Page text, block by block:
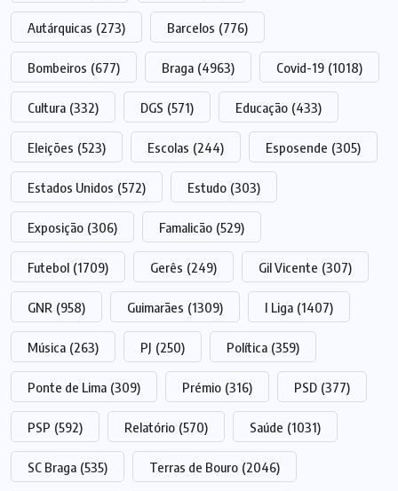
Autárquicas (273) Barcelos (776)
Bombeiros (677) Braga (4963) Covid-19 (1018)
Cultura (332) DGS (571) Educação (433)
Eleições (523) Escolas (244) Esposende (305)
Estados Unidos (572) Estudo (303)
Exposição (306) Famalicão (529)
Futebol (1709) Gerês (249) Gil Vicente (307)
GNR (958) Guimarães (1309) I Liga (1407)
Música (263) PJ (250) Política (359)
Ponte de Lima (309) Prémio (316) PSD (377)
PSP (592) Relatório (570) Saúde (1031)
SC Braga (535) Terras de Bouro (2046)